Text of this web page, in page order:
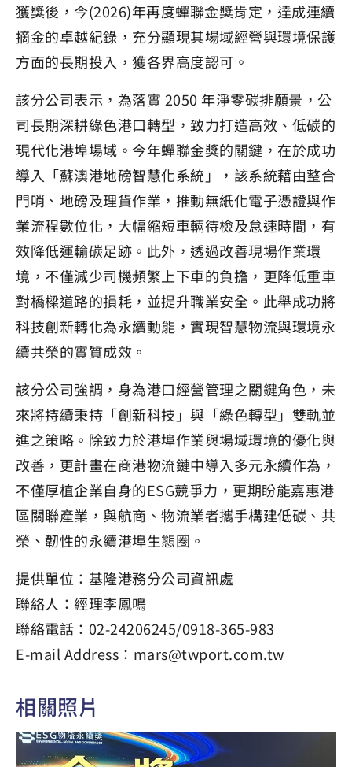
獲獎後，今(2026)年再度蟬聯金獎肯定，達成連續
摘金的卓越紀錄，充分顯現其場域經營與環境保護
方面的長期投入，獲各界高度認可。
該分公司表示，為落實 2050 年淨零碳排願景，公
司長期深耕綠色港口轉型，致力打造高效、低碳的
現代化港埠場域。今年蟬聯金獎的關鍵，在於成功
導入「蘇澳港地磅智慧化系統」，該系統藉由整合
門哨、地磅及理貨作業，推動無紙化電子憑證與作
業流程數位化，大幅縮短車輛待檢及怠速時間，有
效降低運輸碳足跡。此外，透過改善現場作業環
境，不僅減少司機頻繁上下車的負擔，更降低重車
對橋樑道路的損耗，並提升職業安全。此舉成功將
科技創新轉化為永續動能，實現智慧物流與環境永
續共榮的實質成效。
該分公司強調，身為港口經營管理之關鍵角色，未
來將持續秉持「創新科技」與「綠色轉型」雙軌並
進之策略。除致力於港埠作業與場域環境的優化與
改善，更計畫在商港物流鏈中導入多元永續作為，
不僅厚植企業自身的ESG競爭力，更期盼能嘉惠港
區關聯產業，與航商、物流業者攜手構建低碳、共
榮、韌性的永續港埠生態圈。
提供單位：基隆港務分公司資訊處
聯絡人：經理李鳳鳴
聯絡電話：02-24206245/0918-365-983
E-mail Address：mars@twport.com.tw
相關照片